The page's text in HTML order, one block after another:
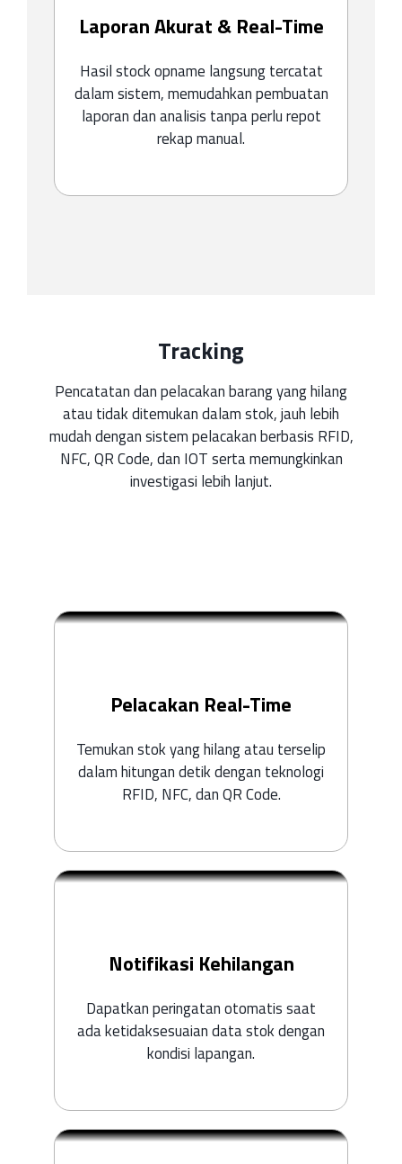
Laporan Akurat & Real-Time
Hasil stock opname langsung tercatat
dalam sistem, memudahkan pembuatan
laporan dan analisis tanpa perlu repot
rekap manual.
Tracking
Pencatatan dan pelacakan barang yang hilang
atau tidak ditemukan dalam stok, jauh lebih
mudah dengan sistem pelacakan berbasis RFID,
NFC, QR Code, dan IOT serta memungkinkan
investigasi lebih lanjut.
Pelacakan Real-Time
Temukan stok yang hilang atau terselip
dalam hitungan detik dengan teknologi
RFID, NFC, dan QR Code.
Notifikasi Kehilangan
Dapatkan peringatan otomatis saat
ada ketidaksesuaian data stok dengan
kondisi lapangan.